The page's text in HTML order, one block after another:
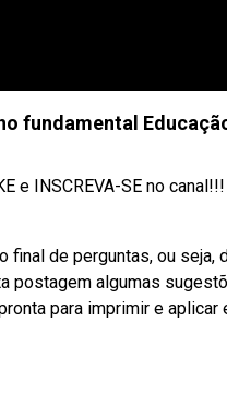
fundamental
INSCREVA-SE no canal!!!
de perguntas, ou
postagem algumas
para imprimir e aplicar